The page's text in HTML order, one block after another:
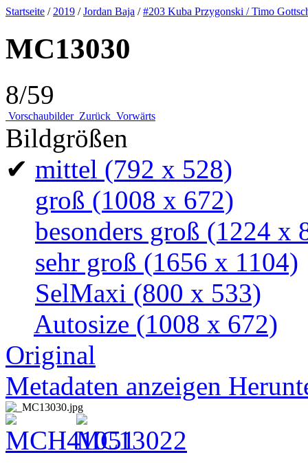
Startseite / 2019 /Jordan Baja /#203 Kuba Przygonski / Timo
MC13030
8/59
Vorschaubilder Zurück Vorwärts
Bildgrößen
✔ mittel (792 x 528)
groß (1008 x 672)
besonders groß (1224 x
sehr groß (1656 x 1104)
SelMaxi (800 x 533)
Autosize (1008 x 672)
Original
Metadaten anzeigen